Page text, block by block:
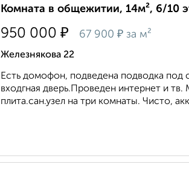
Комната в общежитии, 14м², 6/10
950 000 ₽ 67 900 ₽ за м²
Железнякова 22
Есть домофон, подведена подводка под
входгная дверь.Проведен интернет и тв.
плита.сан.узел на три комнаты. Чисто,